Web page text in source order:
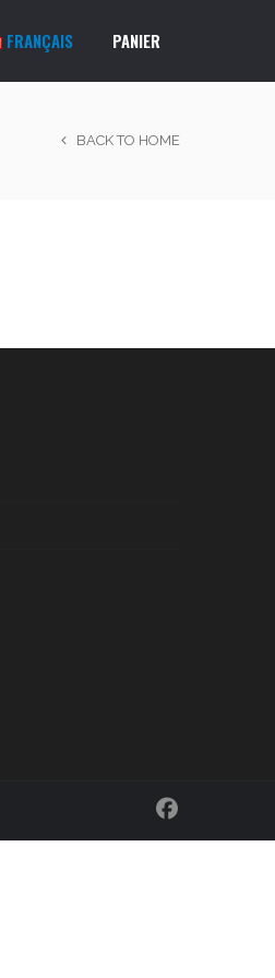
FRANÇAIS PANIER
BACK TO HOME